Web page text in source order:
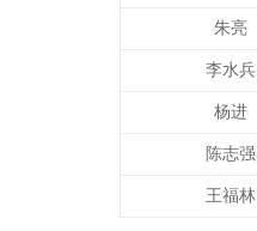
朱亮
李水兵
杨进
陈志强
王福林